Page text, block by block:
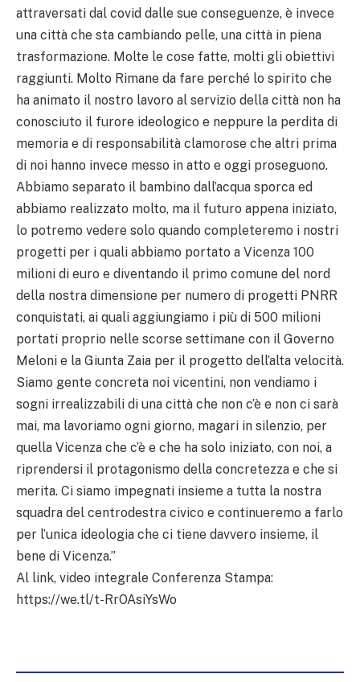
attraversati dal covid dalle sue conseguenze, è invece
una città che sta cambiando pelle, una città in piena
trasformazione. Molte le cose fatte, molti gli obiettivi
raggiunti. Molto Rimane da fare perché lo spirito che
ha animato il nostro lavoro al servizio della città non ha
conosciuto il furore ideologico e neppure la perdita di
memoria e di responsabilità clamorose che altri prima
di noi hanno invece messo in atto e oggi proseguono.
Abbiamo separato il bambino dall’acqua sporca ed
abbiamo realizzato molto, ma il futuro appena iniziato,
lo potremo vedere solo quando completeremo i nostri
progetti per i quali abbiamo portato a Vicenza 100
milioni di euro e diventando il primo comune del nord
della nostra dimensione per numero di progetti PNRR
conquistati, ai quali aggiungiamo i più di 500 milioni
portati proprio nelle scorse settimane con il Governo
Meloni e la Giunta Zaia per il progetto dell’alta velocità.
Siamo gente concreta noi vicentini, non vendiamo i
sogni irrealizzabili di una città che non c’è e non ci sarà
mai, ma lavoriamo ogni giorno, magari in silenzio, per
quella Vicenza che c’è e che ha solo iniziato, con noi, a
riprendersi il protagonismo della concretezza e che si
merita. Ci siamo impegnati insieme a tutta la nostra
squadra del centrodestra civico e continueremo a farlo
per l’unica ideologia che ci tiene davvero insieme, il
bene di Vicenza.”
Al link, video integrale Conferenza Stampa:
https://we.tl/t-RrOAsiYsWo